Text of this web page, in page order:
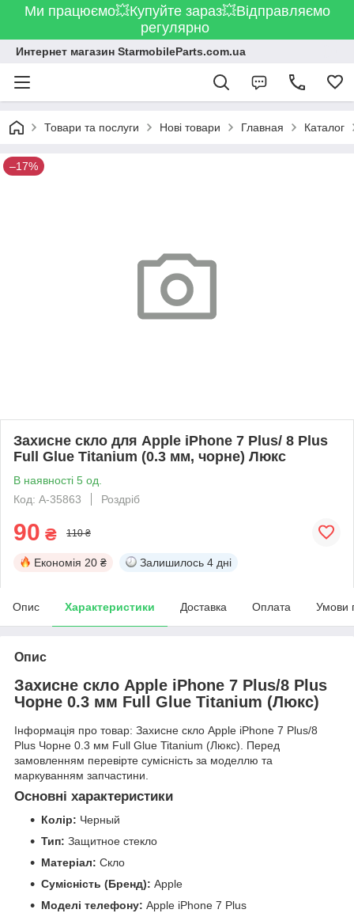
Ми працюємо💥Купуйте зараз💥Відправляємо
регулярно
Интернет магазин StarmobileParts.com.ua
Товари та послуги Нові товари Главная Каталог
–17%
Захисне скло для Apple iPhone 7 Plus/ 8 Plus
Full Glue Titanium (0.3 мм, чорне) Люкс
В наявності 5 од.
Код: A-35863
Роздріб
90 ₴ 110 ₴
Економія 20 ₴ Залишилось 4 дні
Опис Характеристики Доставка Оплата Умови
Опис
Захисне скло Apple iPhone 7 Plus/8 Plus
Чорне 0.3 мм Full Glue Titanium (Люкс)
Інформація про товар: Захисне скло Apple iPhone 7 Plus/8
Plus Чорне 0.3 мм Full Glue Titanium (Люкс). Перед
замовленням перевірте сумісність за моделлю та
маркуванням запчастини.
Основні характеристики
Колір: Черный
Тип: Защитное стекло
Матеріал: Скло
Сумісність (Бренд): Apple
Моделі телефону: Apple iPhone 7 Plus